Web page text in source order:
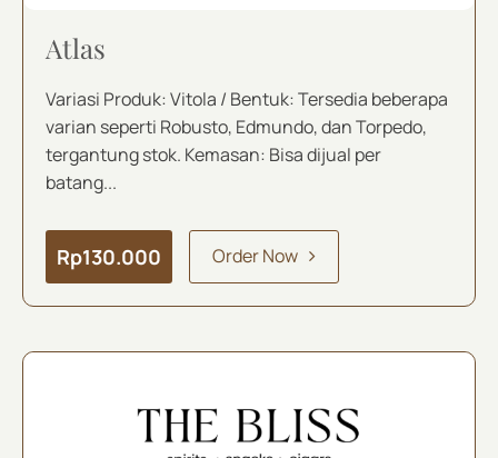
Atlas
Variasi Produk: Vitola / Bentuk: Tersedia beberapa
varian seperti Robusto, Edmundo, dan Torpedo,
tergantung stok. Kemasan: Bisa dijual per
batang...
Rp130.000 Order Now